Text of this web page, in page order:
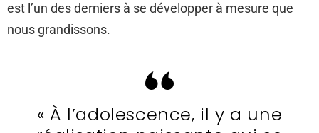
est l’un des derniers à se développer à mesure que
nous grandissons.
« À l’adolescence, il y a une